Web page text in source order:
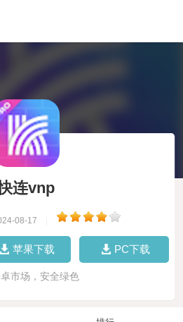
连vnp
08-17
苹果下载 PC下载
市场，安全绿色